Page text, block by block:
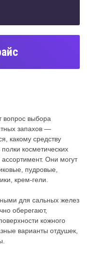
вопрос выбора
запахов —
какому средству
косметических
Они могут
пудровые,
крем-гели.
для сальных желез
оберегают,
кожного
варианты отдушек,